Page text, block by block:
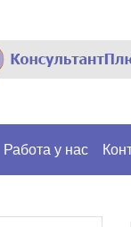
Работа у нас